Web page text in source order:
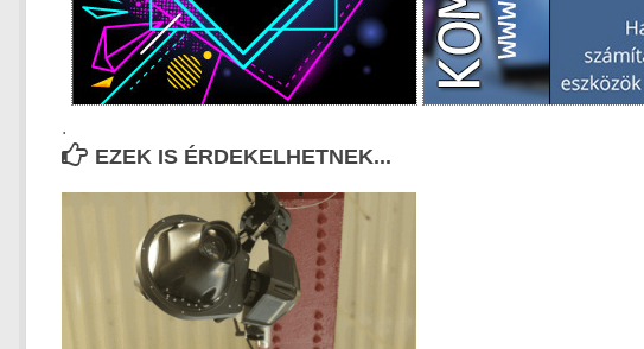
.
EZEK IS ÉRDEKELHETNEK...